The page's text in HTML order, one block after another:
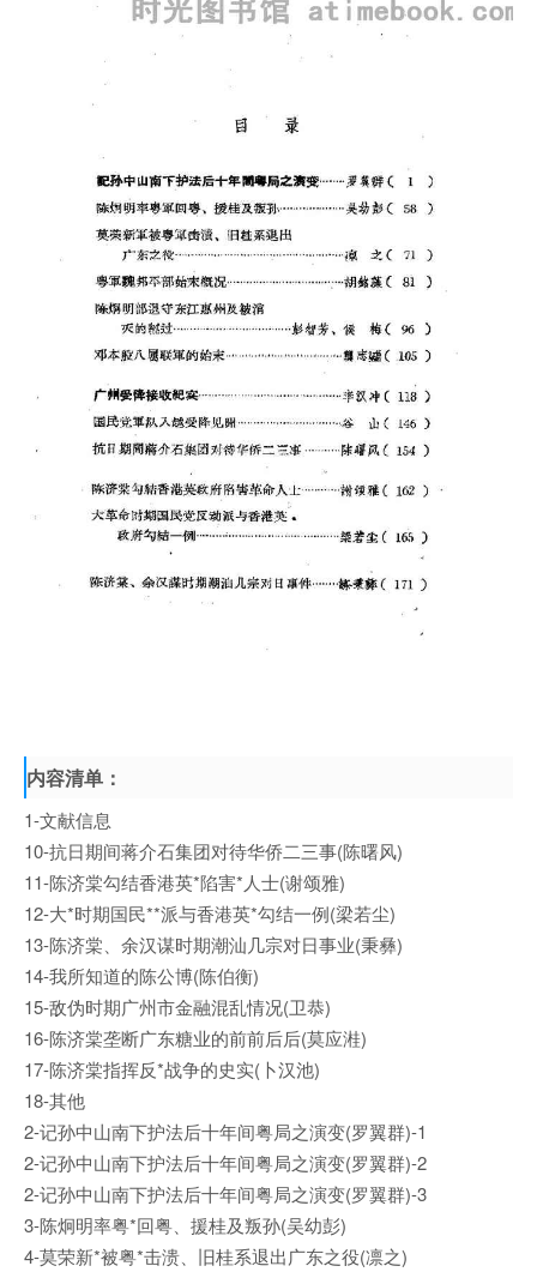
内容清单：
1-文献信息
10-抗日期间蒋介石集团对待华侨二三事(陈曙风)
11-陈济棠勾结香港英*陷害*人士(谢颂雅)
12-大*时期国民**派与香港英*勾结一例(梁若尘)
13-陈济棠、余汉谋时期潮汕几宗对日事业(秉彝)
14-我所知道的陈公博(陈伯衡)
15-敌伪时期广州市金融混乱情况(卫恭)
16-陈济棠垄断广东糖业的前前后后(莫应溎)
17-陈济棠指挥反*战争的史实(卜汉池)
18-其他
2-记孙中山南下护法后十年间粤局之演变(罗翼群)-1
2-记孙中山南下护法后十年间粤局之演变(罗翼群)-2
2-记孙中山南下护法后十年间粤局之演变(罗翼群)-3
3-陈炯明率粤*回粤、援桂及叛孙(吴幼彭)
4-莫荣新*被粤*击溃、旧桂系退出广东之役(凛之)